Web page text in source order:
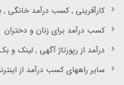
کارآفرینی , کسب درآمد خانگی ,
کسب درآمد برای زنان و دختران
درآمد از رپورتاژ آگهی , لینک و
سایر راههای کسب درآمد از